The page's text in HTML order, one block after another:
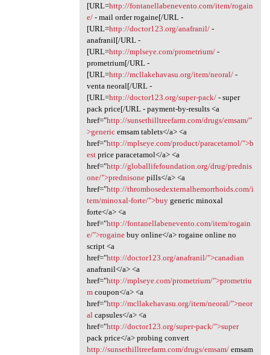
[URL=http://fontanellabenevento.com/item/rogain
e/- mail order rogaine[/URL -
[URL=http://doctor123.org/anafranil/-
anafranil[/URL -
[URL=http://mplseye.com/prometrium/-
prometrium[/URL -
[URL=http://mcllakehavasu.org/item/neoral/-
venta neoral[/URL -
[URL=http://doctor123.org/super-pack/- super
pack price[/URL - payment-by-results <a
href="http://sunsethilltreefarm.com/drugs/emsam/"
>genericemsam tablets</a> <a
href="http://mplseye.com/product/paracetamol/">b
estprice paracetamol</a> <a
href="http://globallifefoundation.org/drug/prednis
one/">prednisonepills</a> <a
href="http://thrombosedexternalhemorrhoids.com/i
tem/minoxal-forte/">buygeneric minoxal
forte</a> <a
href="http://fontanellabenevento.com/item/rogain
e/">rogainebuy online</a> rogaine online no
script <a
href="http://doctor123.org/anafranil/">canadian
anafranil</a> <a
href="http://mplseye.com/prometrium/">prometriu
mcoupon</a> <a
href="http://mcllakehavasu.org/item/neoral/">neor
alcapsules</a> <a
href="http://doctor123.org/super-pack/">super
pack price</a> probing convert
http://sunsethilltreefarm.com/drugs/emsam/emsam